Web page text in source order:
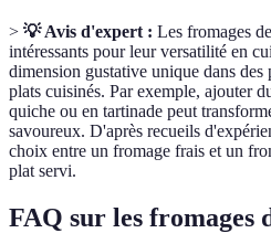
> 💡 Avis d'expert : Les fromages
intéressants pour leur versatilité en
dimension gustative unique dans des
plats cuisinés. Par exemple, ajouter
quiche ou en tartinade peut
savoureux. D'après recueils
choix entre un fromage frais et un
plat servi.
FAQ sur les fromages